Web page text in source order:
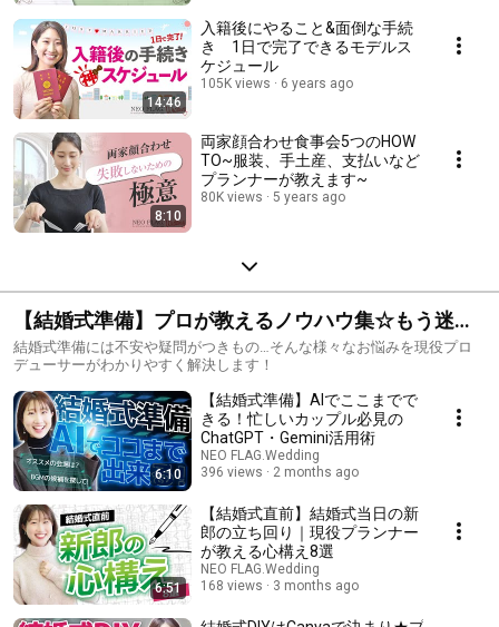
14:46
入籍後にやること&面倒な手続
き 1日で完了できるモデルス
ケジュール
105K views 6 years ago
8:10
両家顔合わせ食事会5つのHOW
TO~服装、手土産、支払いなど
プランナーが教えます~
80K views 5 years ago
【結婚式準備】プロが教えるノウハウ集☆もう迷わ
ないマナーや段取りまとめ
結婚式準備には不安や疑問がつきもの…そんな様々なお悩みを現役プロ
デューサーがわかりやすく解決します！
6:10
【結婚式準備】AIでここまでで
きる！忙しいカップル必見の
ChatGPT・Gemini活用術
NEO FLAG.Wedding
396 views
2 months ago
6:51
【結婚式直前】結婚式当日の新
郎の立ち回り｜現役プランナー
が教える心構え8選
NEO FLAG.Wedding
168 views
3 months ago